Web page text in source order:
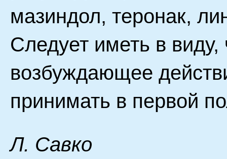
мазиндол, теронак,
Следует иметь в
возбуждающее
принимать в первой
Л. Савко